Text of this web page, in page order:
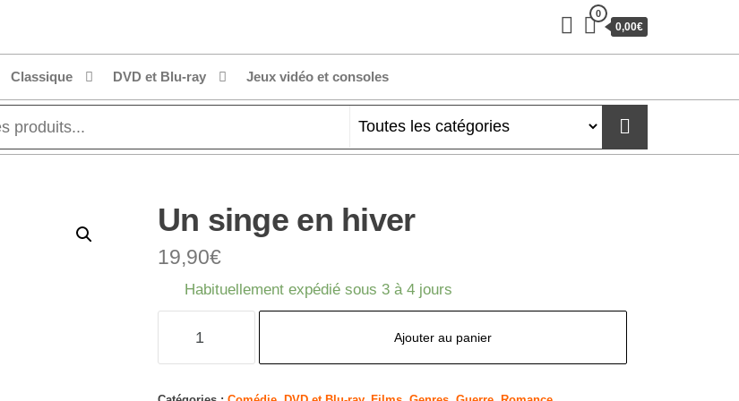
0
0,00€
Classique DVD et Blu-ray Jeux vidéo et consoles
Un singe en hiver
19,90€
Habituellement expédié sous 3 à 4 jours
singe
Ajouter au panier